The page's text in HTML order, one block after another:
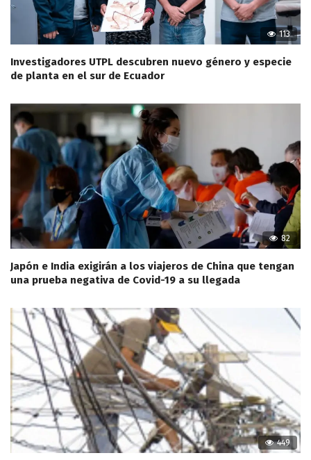
113
Investigadores UTPL descubren nuevo género y especie
de planta en el sur de Ecuador
82
Japón e India exigirán a los viajeros de China que tengan
una prueba negativa de Covid-19 a su llegada
449